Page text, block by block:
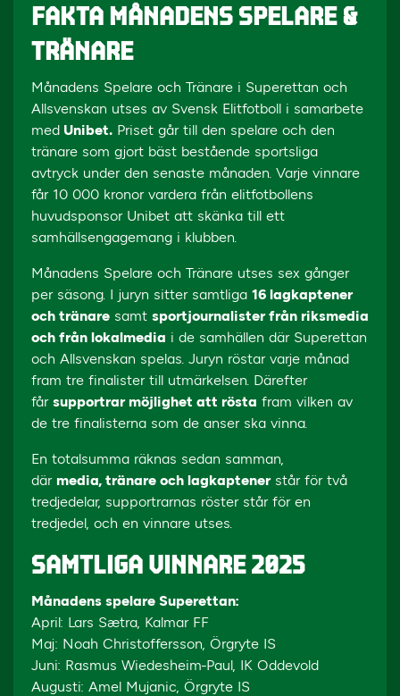
FAKTA MÅNADENS SPELARE &
TRÄNARE
Månadens Spelare och Tränare i Superettan och
Allsvenskan utses av Svensk Elitfotboll i samarbete
med Unibet. Priset går till den spelare och den
tränare som gjort bäst bestående sportsliga
avtryck under den senaste månaden. Varje vinnare
får 10 000 kronor vardera från elitfotbollens
huvudsponsor Unibet att skänka till ett
samhällsengagemang i klubben.
Månadens Spelare och Tränare utses sex gånger
per säsong. I juryn sitter samtliga 16 lagkaptener
och tränare samt sportjournalister från riksmedia
och från lokalmedia i de samhällen där Superettan
och Allsvenskan spelas. Juryn röstar varje månad
fram tre finalister till utmärkelsen. Därefter
får supportrar möjlighet att rösta fram vilken av
de tre finalisterna som de anser ska vinna.
En totalsumma räknas sedan samman,
där media, tränare och lagkaptenerstår för två
tredjedelar, supportrarnas röster står för en
tredjedel, och en vinnare utses.
SAMTLIGA VINNARE 2025
Månadens spelare Superettan:
April: Lars Sætra, Kalmar FF
Maj: Noah Christoffersson, Örgryte IS
Juni: Rasmus Wiedesheim-Paul, IK Oddevold
Augusti: Amel Mujanic, Örgryte IS